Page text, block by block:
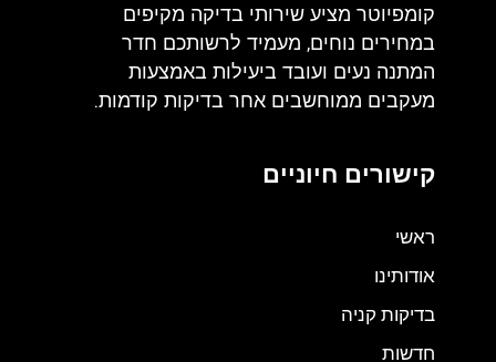
קומפיוטר מציע שירותי בדיקה מקיפים
במחירים נוחים, מעמיד לרשותכם חדר
המתנה נעים ועובד ביעילות באמצעות
מעקבים ממוחשבים אחר בדיקות קודמות.
קישורים חיוניים
ראשי
אודותינו
בדיקות קניה
חדשות